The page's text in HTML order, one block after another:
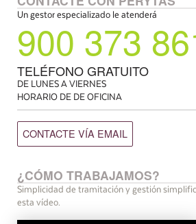
Un gestor especializado le atenderá
900 373
TELÉFONO GRATUITO
DE LUNES A VIERNES
HORARIO DE DE OFICINA
CONTACTE VÍA EMAIL
¿CÓMO TRABAJAMOS?
Simplicidad de tramitación y gestión
esta vídeo.